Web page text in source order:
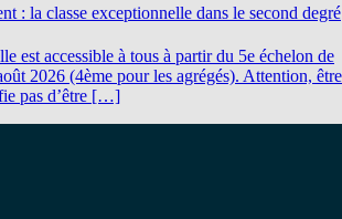
: la classe exceptionnelle dans le second degré
est accessible à tous à partir du 5e échelon de
2026 (4ème pour les agrégés). Attention, être
pas d’être […]